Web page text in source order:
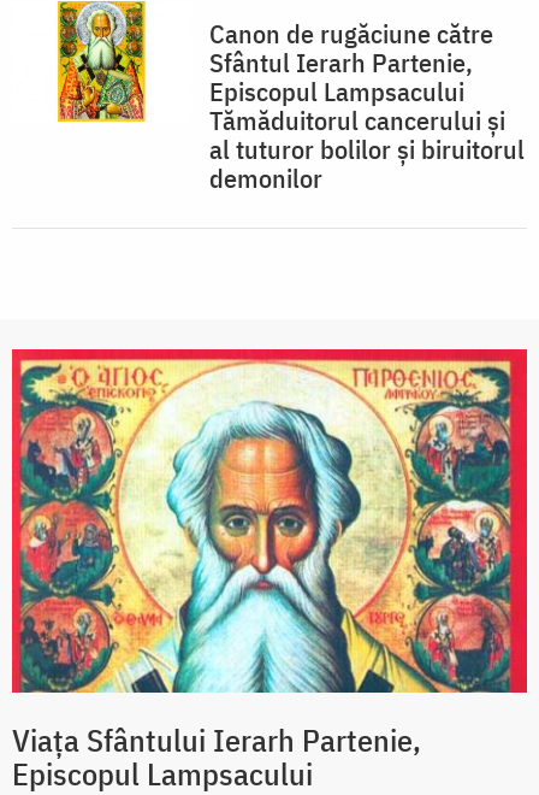
Canon de rugăciune către
Sfântul Ierarh Partenie,
Episcopul Lampsacului
Tămăduitorul cancerului şi
al tuturor bolilor şi biruitorul
demonilor
Viața Sfântului Ierarh Partenie,
Episcopul Lampsacului